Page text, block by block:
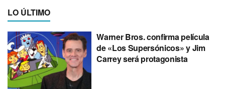
LO ÚLTIMO
Warner Bros. confirma película
de «Los Supersónicos» y Jim
Carrey será protagonista